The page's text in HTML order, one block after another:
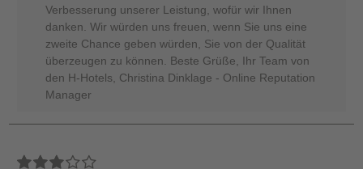
Verbesserung unserer Leistung, wofür wir Ihnen
danken. Wir würden uns freuen, wenn Sie uns eine
zweite Chance geben würden, Sie von der Qualität
überzeugen zu können. Beste Grüße, Ihr Team von
den H-Hotels, Christina Dinklage - Online Reputation
Manager